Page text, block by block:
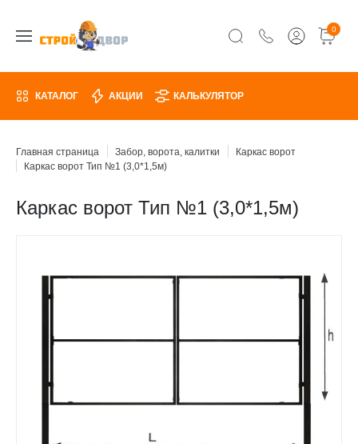
0
КАТАЛОГ АКЦИИ КАЛЬКУЛЯТОР
Главная страница Забор, ворота, калитки
Каркас ворот
Каркас ворот Тип №1 (3,0*1,5м)
Каркас ворот Тип №1 (3,0*1,5м)